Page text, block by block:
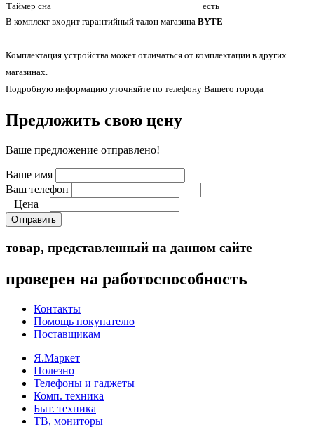
Таймер сна
есть
В комплект входит гарантийный талон магазина BYTE
Комплектация устройства может отличаться от комплектации в других
магазинах.
Подробную информацию уточняйте по телефону Вашего города
Предложить свою цену
Ваше предложение отправлено!
Ваше имя
Ваш телефон
Цена
Отправить
товар, представленный на данном сайте
проверен на работоспособность
Контакты
Помощь покупателю
Поставщикам
Я.Маркет
Полезно
Телефоны и гаджеты
Комп. техника
Быт. техника
ТВ, мониторы